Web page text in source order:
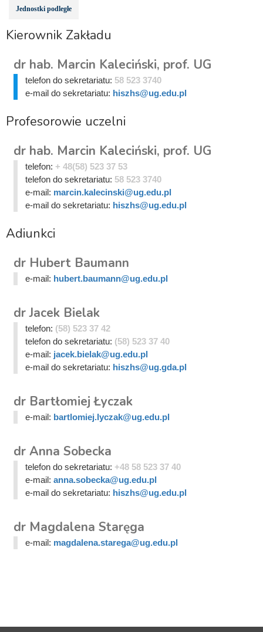
Jednostki podległe
Kierownik Zakładu
dr hab. Marcin Kaleciński, prof. UG
telefon do sekretariatu: 58 523 3740
e-mail do sekretariatu: hiszhs@ug.edu.pl
Profesorowie uczelni
dr hab. Marcin Kaleciński, prof. UG
telefon: + 48(58) 523 37 53
telefon do sekretariatu: 58 523 3740
e-mail: marcin.kalecinski@ug.edu.pl
e-mail do sekretariatu: hiszhs@ug.edu.pl
Adiunkci
dr Hubert Baumann
e-mail: hubert.baumann@ug.edu.pl
dr Jacek Bielak
telefon: (58) 523 37 42
telefon do sekretariatu: (58) 523 37 40
e-mail: jacek.bielak@ug.edu.pl
e-mail do sekretariatu: hiszhs@ug.gda.pl
dr Bartłomiej Łyczak
e-mail: bartlomiej.lyczak@ug.edu.pl
dr Anna Sobecka
telefon do sekretariatu: +48 58 523 37 40
e-mail: anna.sobecka@ug.edu.pl
e-mail do sekretariatu: hiszhs@ug.edu.pl
dr Magdalena Staręga
e-mail: magdalena.starega@ug.edu.pl